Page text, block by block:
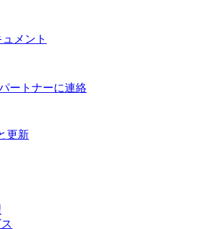
メント
ートナーに連絡
更新